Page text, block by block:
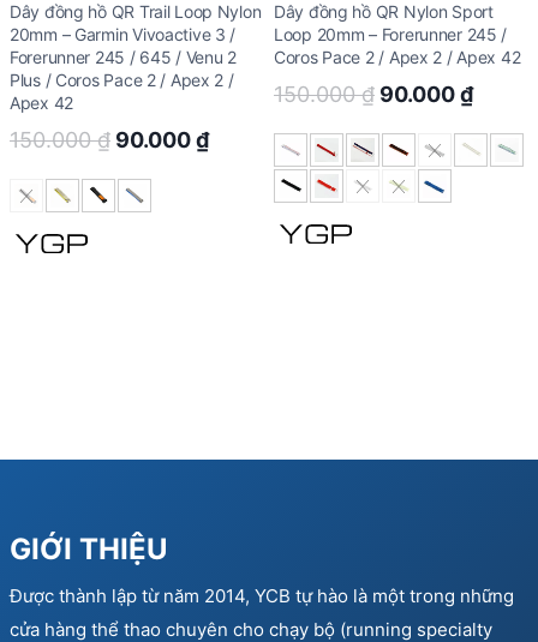
Dây đồng hồ QR Trail Loop Nylon
20mm – Garmin Vivoactive 3 /
Forerunner 245 / 645 / Venu 2
Plus / Coros Pace 2 / Apex 2 /
Apex 42
150.000₫ Original
price
was:
90.000₫Current
90.000 ₫.
Dây đồng hồ QR Nylon Sport
Loop 20mm – Forerunner 245 /
Coros Pace 2 / Apex 2 / Apex 42
150.000₫ Original
price
was:
150.000 ₫.
90.000₫
price
is:
GIỚI THIỆU
Được thành lập từ năm 2014, YCB tự hào là một trong những
cửa hàng thể thao chuyên cho chạy bộ (running specialty